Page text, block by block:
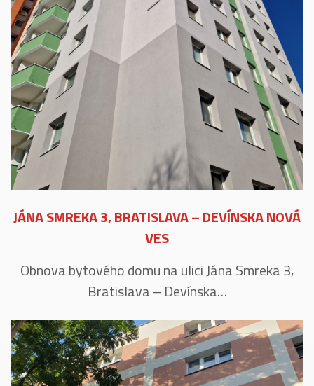
JÁNA SMREKA 3, BRATISLAVA – DEVÍNSKA NOVÁ
VES
Obnova bytového domu na ulici Jána Smreka 3,
Bratislava – Devínska…